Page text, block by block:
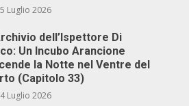
Luglio 2026
dell’Ispettore Di
Un Incubo Arancione
la Notte nel Ventre del
(Capitolo 33)
Luglio 2026